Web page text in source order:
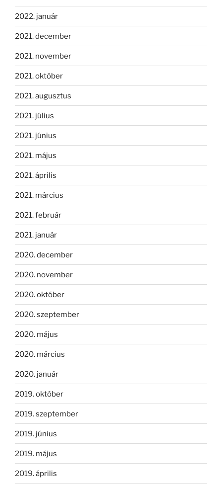
2022. január
2021. december
2021. november
2021. október
2021. augusztus
2021. július
2021. június
2021. május
2021. április
2021. március
2021. február
2021. január
2020. december
2020. november
2020. október
2020. szeptember
2020. május
2020. március
2020. január
2019. október
2019. szeptember
2019. június
2019. május
2019. április